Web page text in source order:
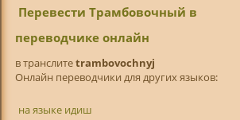
Перевести Трамбовочный в
переводчике онлайн
в транслитetrambovochnyj
Онлайн переводчики для других языков:
на языке идиш